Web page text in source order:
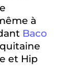
à
Baco
et Hip